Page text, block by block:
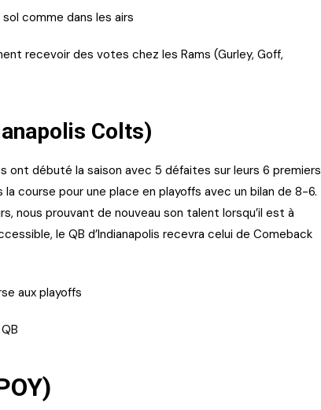
comme dans les airs
recevoir des votes chez les Rams (Gurley, Goff,
Colts)
ont débuté la saison avec 5 défaites sur leurs 6 premiers
course pour une place en playoffs avec un bilan de 8-6.
nous prouvant de nouveau son talent lorsqu’il est à
le QB d’Indianapolis recevra celui de Comeback
aux playoffs